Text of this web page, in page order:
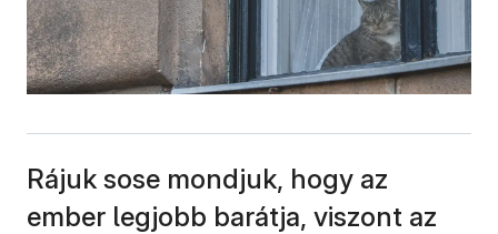
Rájuk sose mondjuk, hogy az
ember legjobb barátja, viszont az